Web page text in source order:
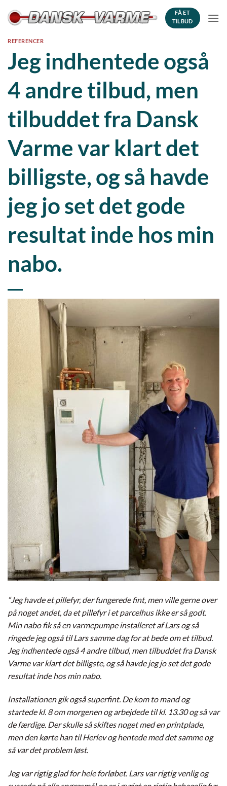
FÅ ET
TILBUD
REFERENCER
Jeg indhentede også
4 andre tilbud, men
tilbuddet fra Dansk
Varme var klart det
billigste, og så havde
jeg jo set det gode
resultat inde hos min
nabo.
“Jeg havde et pillefyr, der fungerede fint, men ville gerne over
på noget andet, da et pillefyr i et parcelhus ikke er så godt.
Min nabo fik så en varmepumpe installeret af Lars og så
ringede jeg også til Lars samme dag for at bede om et tilbud.
Jeg indhentede også 4 andre tilbud, men tilbuddet fra Dansk
Varme var klart det billigste, og så havde jeg jo set det gode
resultat inde hos min nabo.
Installationen gik også superfint. De kom to mand og
startede kl. 8 om morgenen og arbejdede til kl. 13.30 og så var
de færdige. Der skulle så skiftes noget med en printplade,
men den kørte han til Herlev og hentede med det samme og
så var det problem løst.
Jeg var rigtig glad for hele forløbet. Lars var rigtig venlig og